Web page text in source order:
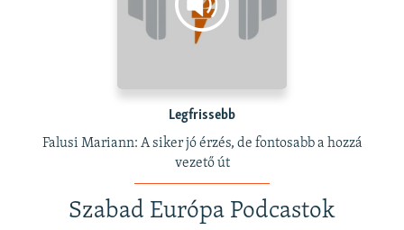
Legfrissebb
Falusi Mariann: A siker jó érzés, de fontosabb a hozzá
vezető út
Szabad Európa Podcastok